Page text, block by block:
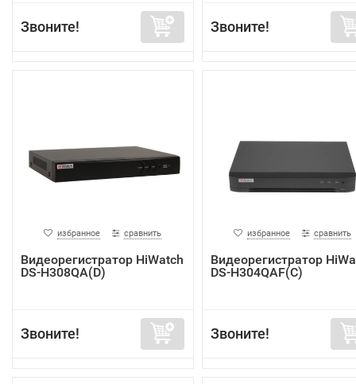
Звоните! Звоните!
избранное сравнить
Видеорегистратор HiWatch
DS-H308QA(D)
Звоните!
избранное сравнить
Видеорегистратор
DS-H304QAF(C)
Звоните!